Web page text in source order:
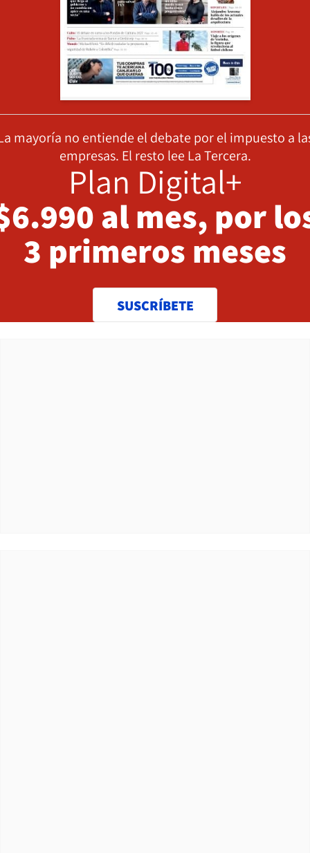
mayoría no entiende el debate por el impuesto a
empresas. El resto lee La Tercera.
Plan Digital+
al mes, por
3 primeros meses
SUSCRÍBETE